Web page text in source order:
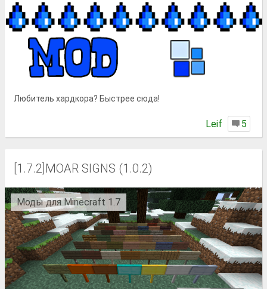
Любитель хардкора? Быстрее сюда!
Lеif 5
[1.7.2]MOAR SIGNS (1.0.2)
Моды для Minecraft 1.7